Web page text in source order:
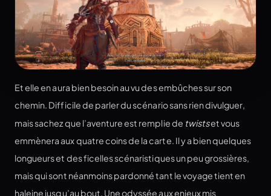
Et elle en aura bien besoin au vu des embûches sur son
chemin. Difficile de parler du scénario sans rien divulguer,
mais sachez que l’aventure est remplie de twistset vous
emmènera aux quatre coins de la carte. Il y a bien quelques
longueurs et des ficelles scénaristiques un peu grossières,
mais qui sont néanmoins pardonné tant le voyage tient en
haleine jusqu’au bout. Une odyssée aux enjeux mis